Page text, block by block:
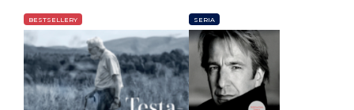
BESTSELLERY SERIA